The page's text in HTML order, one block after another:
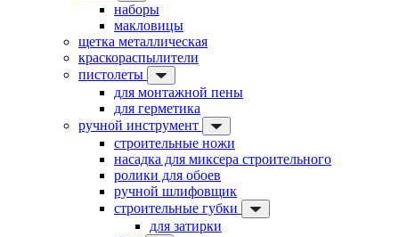
наборы
макловицы
щетка металлическая
краскораспылители
пистолеты
для монтажной пены
для герметика
ручной инструмент
строительные ножи
насадка для миксера строительного
ролики для обоев
ручной шлифовщик
строительные губки
для затирки